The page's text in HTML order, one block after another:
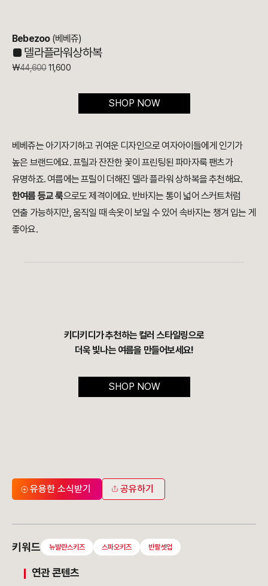
Bebezoo(베베쥬)
■ 델라플라워상하복
₩44,60011,600
SHOP NOW
베베쥬는 아기자기하고 귀여운 디자인으로 여자아이들에게 인기가
높은 브랜드에요. 프릴과 잔잔한 꽃이 프린팅된 파마자룩 팬츠가
유명하죠. 여름에는 프릴이 더해진 델라 플라워 상하복을 추천해요.
한여름 등교 룩으로도 제격이에요. 반바지는 통이 넓어 스커트처럼
연출 가능하지만, 움직일 때 속옷이 보일 수 있어 속바지는 챙겨 입는 게
좋아요.
키디키디가 추천하는 컬러 스타일링으로
더욱 빛나는 여름을 만들어보세요!
SHOP NOW
유용한 소식받기 공유하기
키워드 뉴발란스키즈 스파오키즈 반팔셋업
연관 콘텐츠